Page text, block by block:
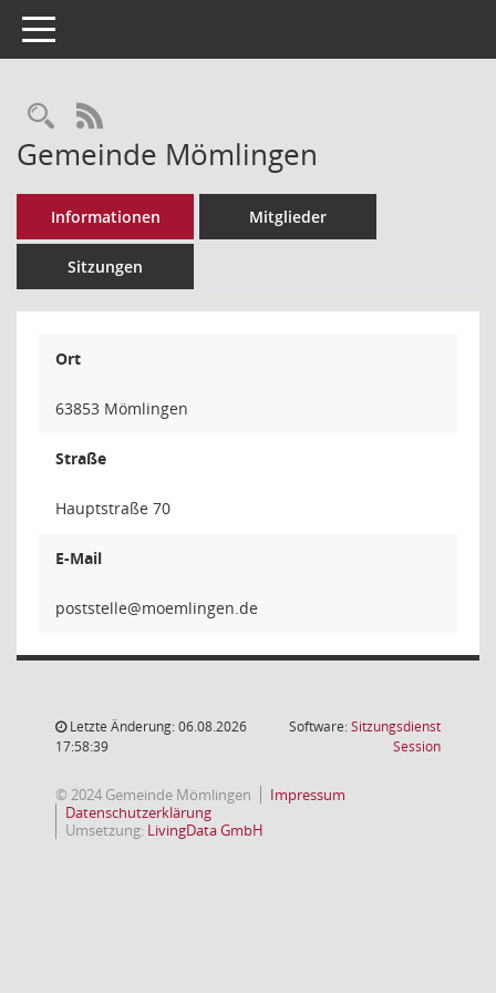
Toggle navigation
Rechercheauswahl
RSS-Feed
Gemeinde Mömlingen
Informationen Mitglieder
Sitzungen
Ort
63853 Mömlingen
Straße
Hauptstraße 70
E-Mail
ellet
Letzte Änderung: 06.08.2026
17:58:39
Software:Sitzungsdienst
Session(Wird in
© 2024 Gemeinde Mömlingen
Impressum
Datenschutzerklärung
Umsetzung: LivingData GmbH